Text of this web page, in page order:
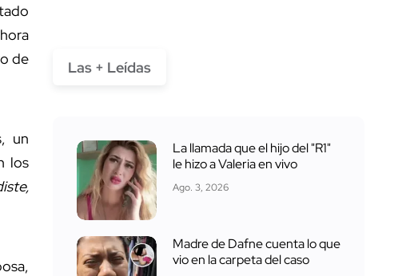
de
un
los
Las + Leídas
La llamada que el hijo del "R1"
le hizo a Valeria en vivo
Ago. 3, 2026
Madre de Dafne cuenta lo que
vio en la carpeta del caso